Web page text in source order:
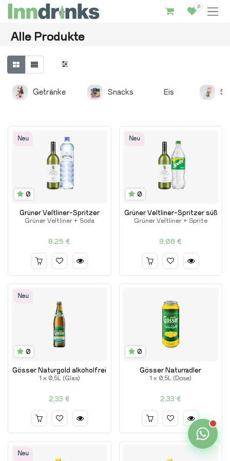
Inndrinks – Startseite
0
Alle Produkte
Getränke Snacks Eis
Neu
0
Grüner Veltliner-Spritzer
Grüner Veltliner + Soda
8,25 €
Neu
0
Grüner Veltliner-Spritzer süß
Grüner Veltliner + Sprite
9,08 €
Neu
0
Gösser Naturgold alkoholfrei
1 x 0,5L (Glas)
2,33 €
0
Gösser Naturradler
1 x 0,5L (Dose)
2,33 €
Neu